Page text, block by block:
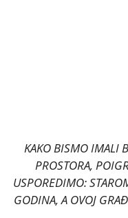
KAKO BISMO IMALI
PROSTORA,
USPOREDIMO:
GODINA, A OVOJ